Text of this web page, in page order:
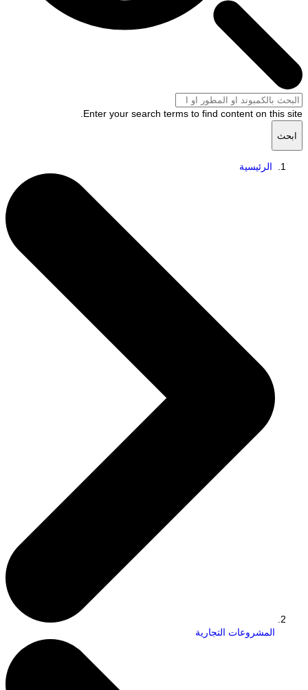
Enter your search terms to find content on this
الرئيسية
المشروعات التجارية